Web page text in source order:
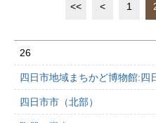
<< < 1
26
四日市地域まちかど博物館:四
四日市市（北部）